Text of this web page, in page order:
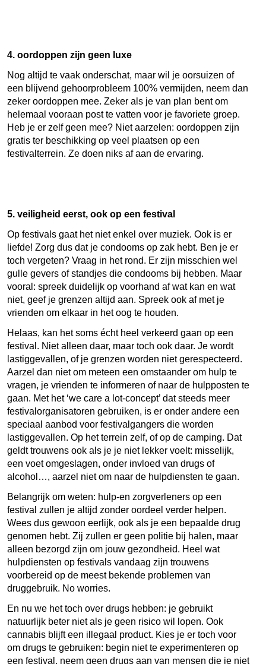
4. oordoppen zijn geen luxe
Nog altijd te vaak onderschat, maar wil je oorsuizen of
een blijvend gehoorprobleem 100% vermijden, neem dan
zeker oordoppen mee. Zeker als je van plan bent om
helemaal vooraan post te vatten voor je favoriete groep.
Heb je er zelf geen mee? Niet aarzelen: oordoppen zijn
gratis ter beschikking op veel plaatsen op een
festivalterrein. Ze doen niks af aan de ervaring.
5. veiligheid eerst, ook op een festival
Op festivals gaat het niet enkel over muziek. Ook is er
liefde! Zorg dus dat je condooms op zak hebt. Ben je er
toch vergeten? Vraag in het rond. Er zijn misschien wel
gulle gevers of standjes die condooms bij hebben. Maar
vooral: spreek duidelijk op voorhand af wat kan en wat
niet, geef je grenzen altijd aan. Spreek ook af met je
vrienden om elkaar in het oog te houden.
Helaas, kan het soms écht heel verkeerd gaan op een
festival. Niet alleen daar, maar toch ook daar. Je wordt
lastiggevallen, of je grenzen worden niet gerespecteerd.
Aarzel dan niet om meteen een omstaander om hulp te
vragen, je vrienden te informeren of naar de hulpposten te
gaan. Met het ‘we care a lot-concept’ dat steeds meer
festivalorganisatoren gebruiken, is er onder andere een
speciaal aanbod voor festivalgangers die worden
lastiggevallen. Op het terrein zelf, of op de camping. Dat
geldt trouwens ook als je je niet lekker voelt: misselijk,
een voet omgeslagen, onder invloed van drugs of
alcohol…, aarzel niet om naar de hulpdiensten te gaan.
Belangrijk om weten: hulp-en zorgverleners op een
festival zullen je altijd zonder oordeel verder helpen.
Wees dus gewoon eerlijk, ook als je een bepaalde drug
genomen hebt. Zij zullen er geen politie bij halen, maar
alleen bezorgd zijn om jouw gezondheid. Heel wat
hulpdiensten op festivals vandaag zijn trouwens
voorbereid op de meest bekende problemen van
druggebruik. No worries.
En nu we het toch over drugs hebben: je gebruikt
natuurlijk beter niet als je geen risico wil lopen. Ook
cannabis blijft een illegaal product. Kies je er toch voor
om drugs te gebruiken: begin niet te experimenteren op
een festival, neem geen drugs aan van mensen die je niet